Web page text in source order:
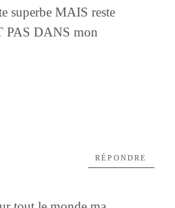
superbe MAIS reste
PAS DANS mon
RÉPONDRE